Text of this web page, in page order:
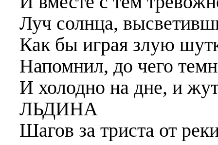
Луч солнца,
Как бы играя злую
Напомнил, до чего
И холодно на дне, и
ЛЬДИНА
Шагов за триста от